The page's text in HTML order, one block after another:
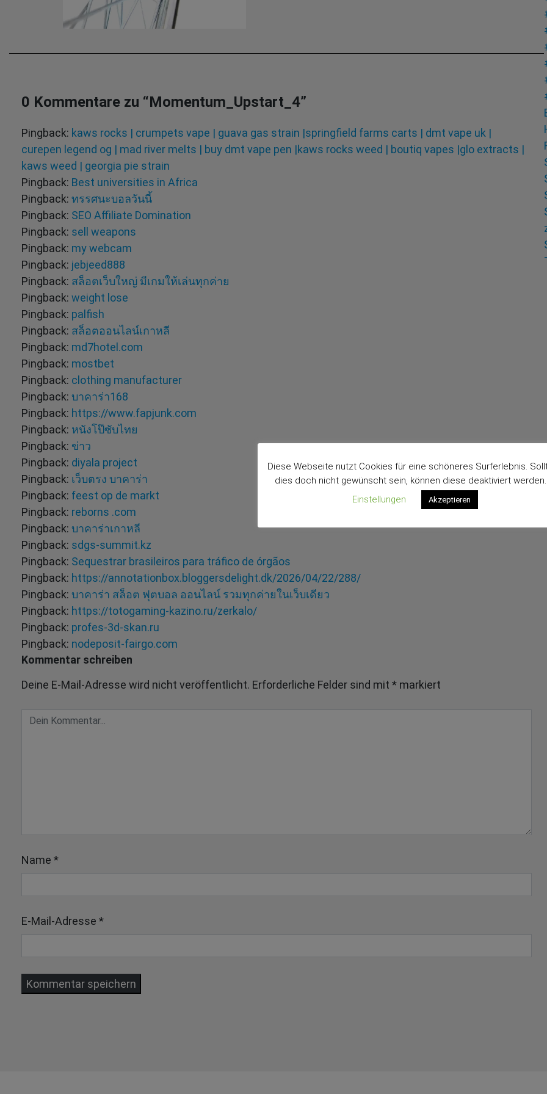
0 Kommentare zu “Momentum_Upstart_4”
Pingback: kaws rocks | crumpets vape | guava gas strain |springfield farms carts | dmt vape uk |
curepen legend og | mad river melts | buy dmt vape pen |kaws rocks weed | boutiq vapes |glo extracts |
kaws weed | georgia pie strain
Pingback: Best universities in Africa
Pingback: ทรรศนะบอลวันนี้
Pingback: SEO Affiliate Domination
Pingback: sell weapons
Pingback: my webcam
Pingback: jebjeed888
Pingback: สล็อตเว็บใหญ่ มีเกมให้เล่นทุกค่าย
Pingback: weight lose
Pingback: palfish
Pingback: สล็อตออนไลน์เกาหลี
Pingback: md7hotel.com
Pingback: mostbet
Pingback: clothing manufacturer
Pingback: บาคาร่า168
Pingback: https://www.fapjunk.com
Pingback: หนังโป๊ซับไทย
Pingback: ข่าว
Pingback: diyala project
Pingback: เว็บตรง บาคาร่า
Pingback: feest op de markt
Pingback: reborns .com
Pingback: บาคาร่าเกาหลี
Pingback: sdgs-summit.kz
Pingback: Sequestrar brasileiros para tráfico de órgãos
Pingback: https://annotationbox.bloggersdelight.dk/2026/04/22/288/
Pingback: บาคาร่า สล็อต ฟุตบอล ออนไลน์ รวมทุกค่ายในเว็บเดียว
Pingback: https://totogaming-kazino.ru/zerkalo/
Pingback: profes-3d-skan.ru
Pingback: nodeposit-fairgo.com
Kommentar schreiben
Deine E-Mail-Adresse wird nicht veröffentlicht. Erforderliche Felder sind mit * markiert
Name *
E-Mail-Adresse *
Diese Webseite nutzt Cookies für eine schöneres Surferlebnis.
dies doch nicht gewünscht sein, können diese deaktiviert werden.
Einstellungen
Akzeptieren